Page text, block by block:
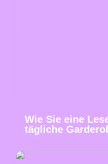
Wie Sie eine
tägliche